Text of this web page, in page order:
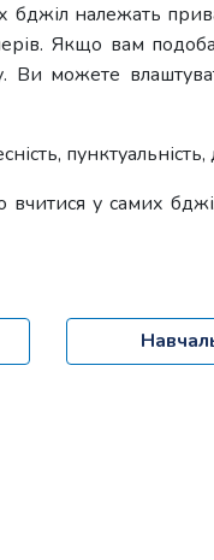
бджіл належать
Якщо вам
Ви можете
вчитися у самих